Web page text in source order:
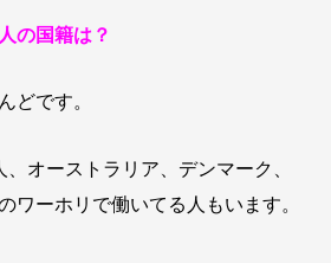
の国籍は？
どです。
オーストラリア、デンマーク、
ワーホリで働いてる人もいます。